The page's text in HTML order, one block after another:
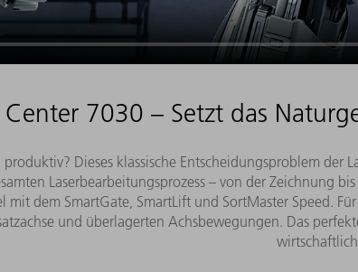
Center 7030 – Setzt das
Dieses klassische Entscheidungsproblem
Laserbearbeitungsprozess – von der Zeichnung
mit dem SmartGate, SmartLift und SortMaster Speed.
und überlagerten Achsbewegungen. Das